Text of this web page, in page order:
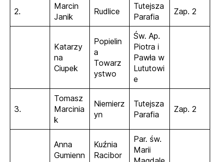
2.
Marcin
Janik
Rudlice
Tutejsza
Parafia
Zap. 2
Katarzy
na
Ciupek
Popielin
a
Towarz
ystwo
Św. Ap.
Piotra i
Pawła w
Lututowi
e
3.
Tomasz
Marcinia
k
Niemierz
yn
Tutejsza
Parafia
Zap. 2
Anna
Gumienn
Kuźnia
Racibor
Par. św.
Marii